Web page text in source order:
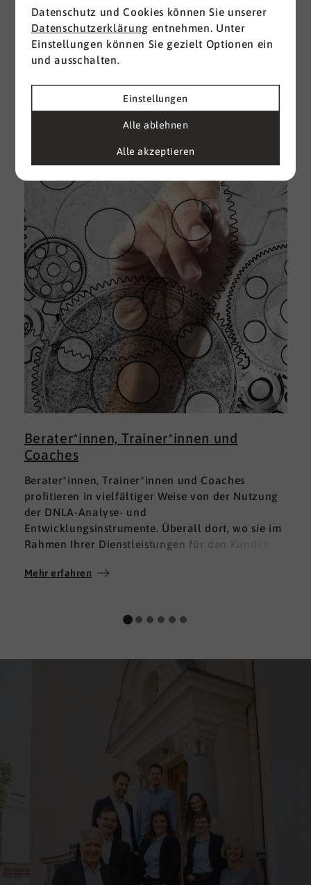
Berater*innen, Trainer*innen und
Coaches
Berater*innen, Trainer*innen und Coaches
profitieren in vielfältiger Weise von der Nutzung
der DNLA-Analyse- und
Entwicklungsinstrumente. Überall dort, wo sie im
Rahmen Ihrer Dienstleistungen für den Kunden
Soft Skills brauchen, finden sie in DNLA den
Mehr erfahren
Datenschutz und Cookies können Sie unserer
Datenschutzerklärung entnehmen. Unter
Einstellungen können Sie gezielt Optionen ein
und ausschalten.
Einstellungen
Alle ablehnen
Alle akzeptieren